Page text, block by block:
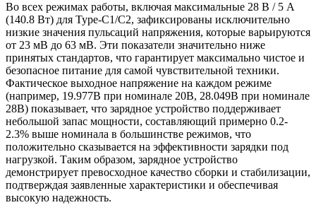
Во всех режимах работы, включая максимальные 28 В / 5 А
(140.8 Вт) для Type-C1/C2, зафиксированы исключительно
низкие значения пульсаций напряжения, которые варьируются
от 23 мВ до 63 мВ. Эти показатели значительно ниже
принятых стандартов, что гарантирует максимально чистое и
безопасное питание для самой чувствительной техники.
Фактическое выходное напряжение на каждом режиме
(например, 19.977В при номинале 20В, 28.049В при номинале
28В) показывает, что зарядное устройство поддерживает
небольшой запас мощности, составляющий примерно 0.2-
2.3% выше номинала в большинстве режимов, что
положительно сказывается на эффективности зарядки под
нагрузкой. Таким образом, зарядное устройство
демонстрирует превосходное качество сборки и стабилизации,
подтверждая заявленные характеристики и обеспечивая
высокую надежность.